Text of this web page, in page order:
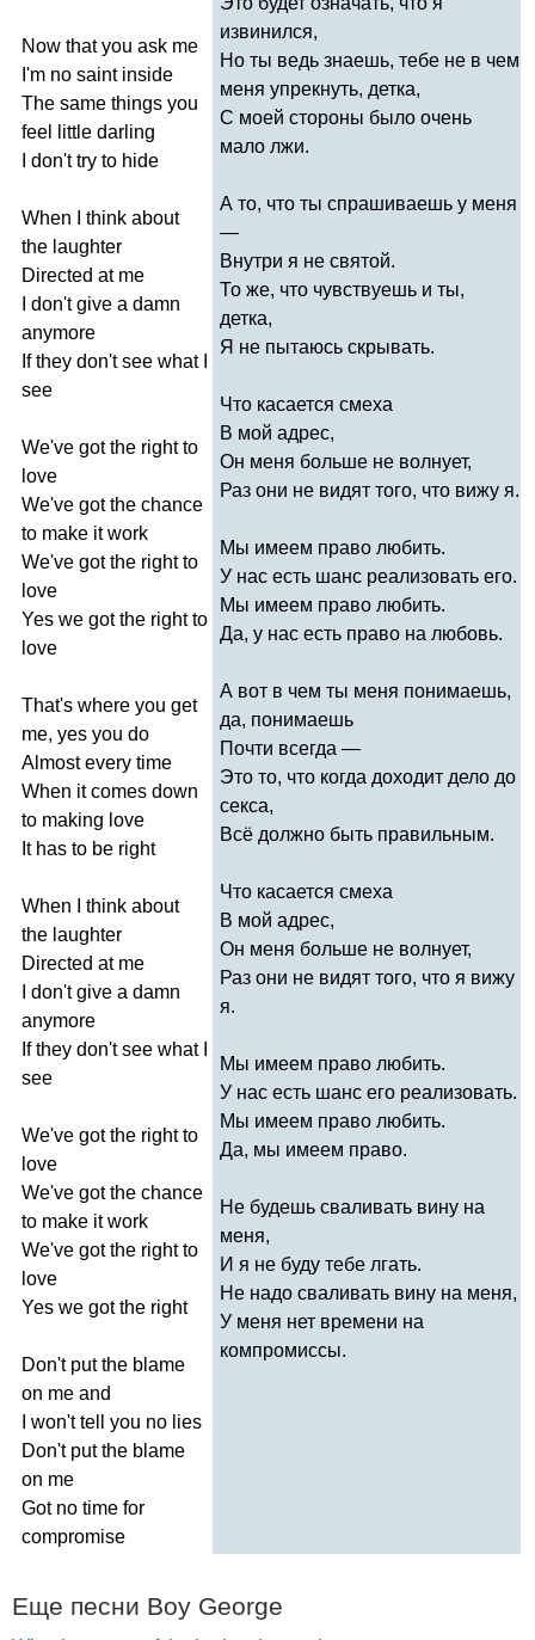
Now that you ask me
I'm no saint inside
The same things you
feel
little darling
don't try to hide
When think about
the laughter
Directed at me
don't give a damn
anymore
If they don't see what
see
We've got the right to
love
We've got the chance
to make it work
We've got the right to
love
Yes we got the right to
love
That's where you get
me, yes you do
Almost every time
When it comes down
to making love
It has to be right
When think about
the laughter
Directed at me
don't give a damn
anymore
If they don't see what
see
We've got the right to
love
We've got the chance
to make it work
We've got the right to
love
Yes we got the right
Don't put the blame
on me and
won't tell you no lies
Don't put the blame
on me
Got no time for
compromise
извинился,
Но ты ведь знаешь, тебе не в чем
меня упрекнуть, детка,
С моей стороны было очень
мало лжи.
А то, что ты спрашиваешь у меня
―
Внутри я не святой.
То же, что чувствуешь и ты,
детка,
Я не пытаюсь скрывать.
Что касается смеха
В мой адрес,
Он меня больше не волнует,
Раз они не видят того, что вижу я.
Мы имеем право любить.
У нас есть шанс реализовать его.
Мы имеем право любить.
Да, у нас есть право на любовь.
А вот в чем ты меня понимаешь,
да, понимаешь
Почти всегда ―
Это то, что когда доходит дело до
секса,
Всё должно быть правильным.
Что касается смеха
В мой адрес,
Он меня больше не волнует,
Раз они не видят того, что я вижу
я.
Мы имеем право любить.
У нас есть шанс его реализовать.
Мы имеем право любить.
Да, мы имеем право.
Не будешь сваливать вину на
меня,
И я не буду тебе лгать.
Не надо сваливать вину на меня,
У меня нет времени на
компромиссы.
Еще песни Boy George